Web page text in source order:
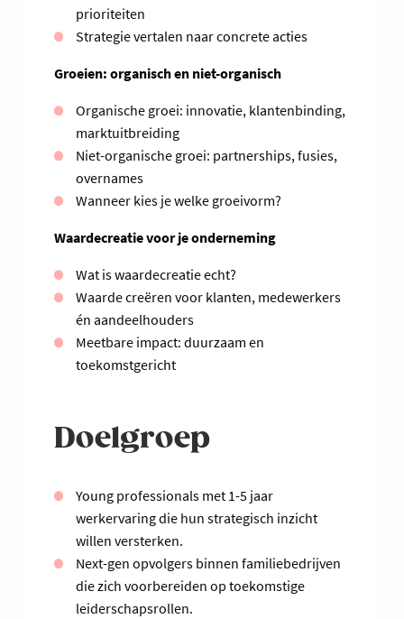
prioriteiten
Strategie vertalen naar concrete acties
Groeien: organisch en niet-organisch
Organische groei: innovatie, klantenbinding,
marktuitbreiding
Niet-organische groei: partnerships, fusies,
overnames
Wanneer kies je welke groeivorm?
Waardecreatie voor je onderneming
Wat is waardecreatie echt?
Waarde creëren voor klanten, medewerkers
én aandeelhouders
Meetbare impact: duurzaam en
toekomstgericht
Doelgroep
Young professionals met 1-5 jaar
werkervaring die hun strategisch inzicht
willen versterken.
Next-gen opvolgers binnen familiebedrijven
die zich voorbereiden op toekomstige
leiderschapsrollen.